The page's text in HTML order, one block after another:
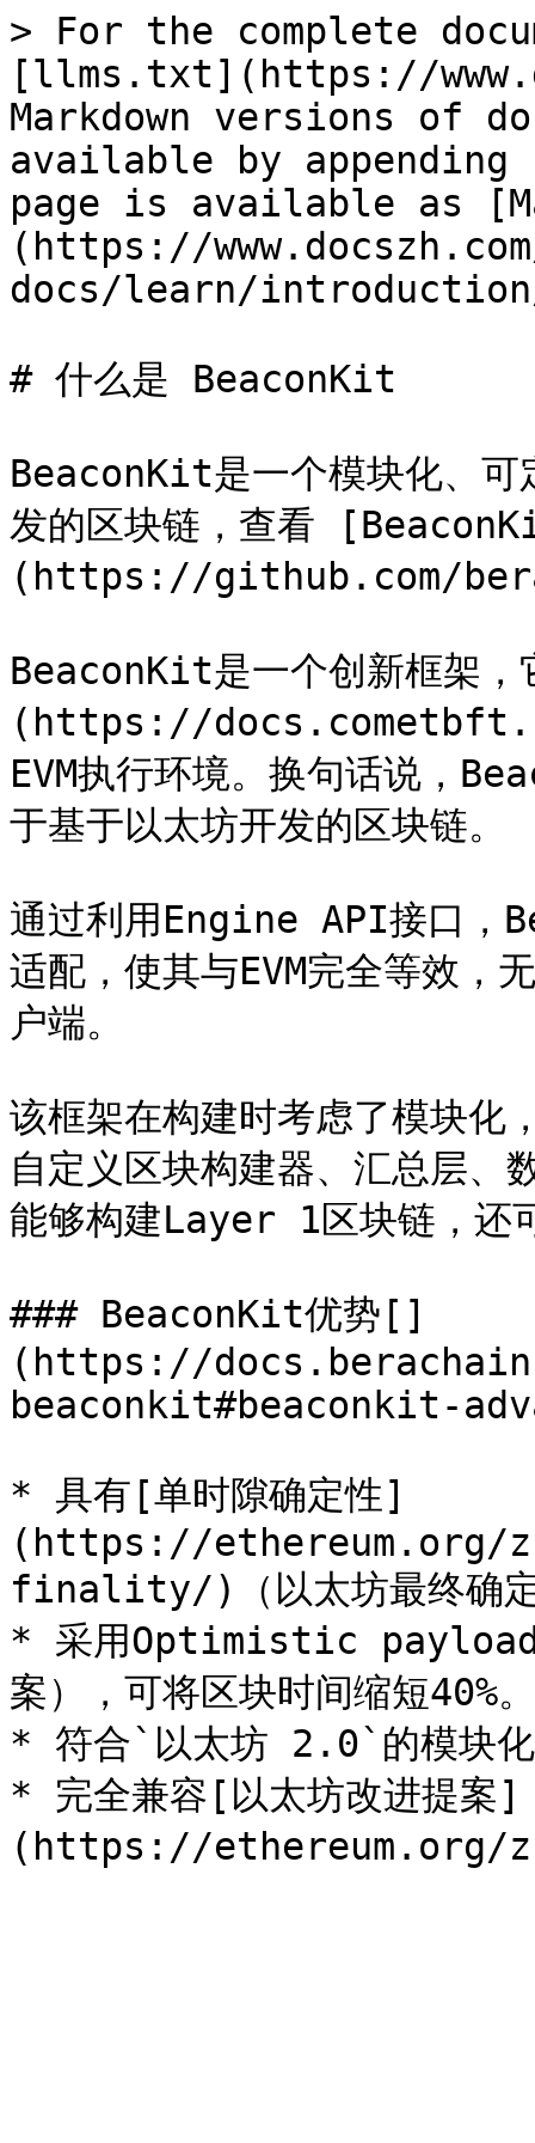
> For the complete
[llms.txt](https://
Markdown versions of
available by
page is available as
(https://
docs/learn/
# 什么是 BeaconKit
BeaconKit是一个模块化、可
发的区块链，查看
(https://github.com/
BeaconKit是一个创新框架
(https://
EVM执行环境。换句话说，
于基于以太坊开发的区块链。
通过利用Engine API接口，
适配，使其与EVM完全等效，
户端。
该框架在构建时考虑了模块化
自定义区块构建器、汇总层、
能够构建Layer 1区块链，还
### BeaconKit优势[​]
(https://
beaconkit#beaconkit-
* 具有[单时隙确定性]
(https://ethereum.org/
finality/)（以太坊最终确定
* 采用Optimistic payload
案），可将区块时间缩短40%。
* 符合`以太坊 2.0`的模块化
* 完全兼容[以太坊改进提案]